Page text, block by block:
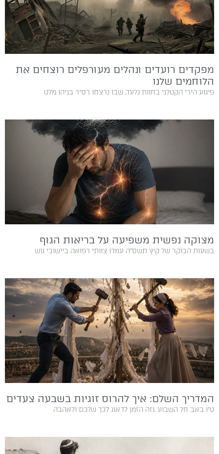
מפקדים רועדים ונהלים מעורפלים רוצחים את
הלוחמים שלנו
פיגוע הירי הקטלני בחוות גלעד, שבו נרצחו רס״ר בניהו מלט
מצוקה נפשית משפיעה על בריאות הגוף
בשעות‭ ‬הבוקר‭ ‬של‭ ‬קיץ‭ ‬תשס"ה‭ ‬עמדו‭ ‬צוותי‭ ‬רפואה‭ ‬ביישובי‭ ‬גוש‭
המדריך השלם: איך להרוס זוגיות בשבעה צעדים
ט"ו‭ ‬באב‭ ‬חל‭ ‬השבוע‭, ‬וזה‭ ‬הזמן‭ ‬לדאוג‭ ‬לכך‭ ‬שלכם‭ ‬ולאהבה‭